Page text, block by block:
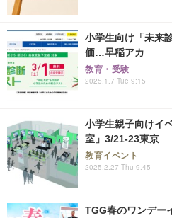
小学生向け「未来
価…早稲アカ
教育・受験
2025.1.7 Tue 9:15
小学生親子向けイ
室」3/21-23東京
教育イベント
2025.2.27 Thu 9:45
TGG春のワンデー